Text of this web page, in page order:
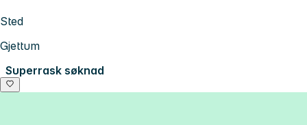
Sted
Gjettum
Superrask søknad